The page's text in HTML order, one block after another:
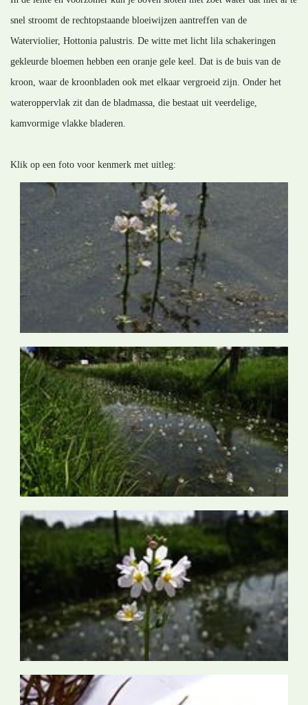
snel stroomt de rechtopstaande bloeiwijzen aantreffen van de
Waterviolier, Hottonia palustris. De witte met licht lila schakeringen
gekleurde bloemen hebben een oranje gele keel. Dat is de buis van de
kroon, waar de kroonbladen ook met elkaar vergroeid zijn. Onder het
wateroppervlak zit dan de bladmassa, die bestaat uit veerdelige,
kamvormige vlakke bladeren.
Klik op een foto voor kenmerk met uitleg: